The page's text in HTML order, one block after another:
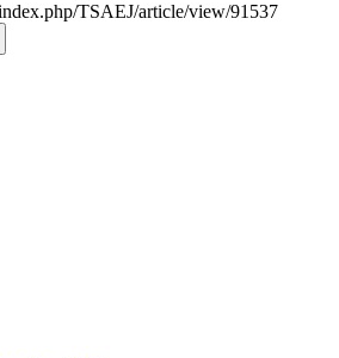
TSAEJ/article/view/91537